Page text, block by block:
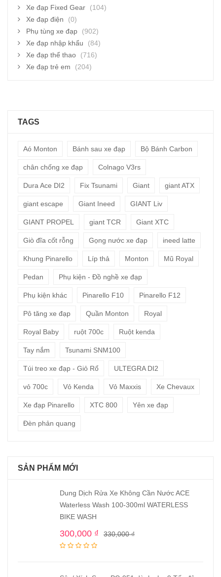
Xe đạp Fixed Gear
(104)
Xe đạp điện
(0)
Phụ tùng xe đạp
(902)
Xe đạp nhập khẩu
(84)
Xe đạp thể thao
(716)
Xe đạp trẻ em
(204)
TAGS
Aó Monton Bánh sau xe đạp Bộ Bánh Carbon
chân chống xe đạp Colnago V3rs
Dura Ace DI2 Fix Tsunami Giant giant ATX
giant escape Giant Ineed GIANT Liv
GIANT PROPEL giant TCR Giant XTC
Giò đĩa cốt rỗng Gọng nước xe đạp ineed latte
Khung Pinarello Líp thả Monton Mũ Royal
Pedan Phụ kiện - Đồ nghề xe đạp
Phụ kiện khác Pinarello F10 Pinarello F12
Pô tăng xe đạp Quần Monton Royal
Royal Baby ruột 700c Ruột kenda
Tay nắm Tsunami SNM100
Túi treo xe đạp - Giỏ Rổ ULTEGRA DI2
vỏ 700c Vỏ Kenda Vỏ Maxxis Xe Chevaux
Xe đạp Pinarello XTC 800 Yên xe đạp
Đèn phản quang
SẢN PHẨM MỚI
Dung Dịch Rửa Xe Không Cần Nước ACE
Waterless Wash 100-300ml WATERLESS
BIKE WASH
330,000₫
300,000 ₫